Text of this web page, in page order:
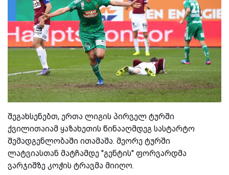
შეგახსენებთ, ერთა ლიგის პირველ ტურში
ქვილითაიამ ყაზახეთის წინააღმდეგ სასტარტო
შემადგენლობაში ითამაშა. მეორე ტურში
ლატვიასთან მატჩამდე ''გენტის'' ფორვარდმა
ვარჯიშზე კოჭის ტრავმა მიიღო.